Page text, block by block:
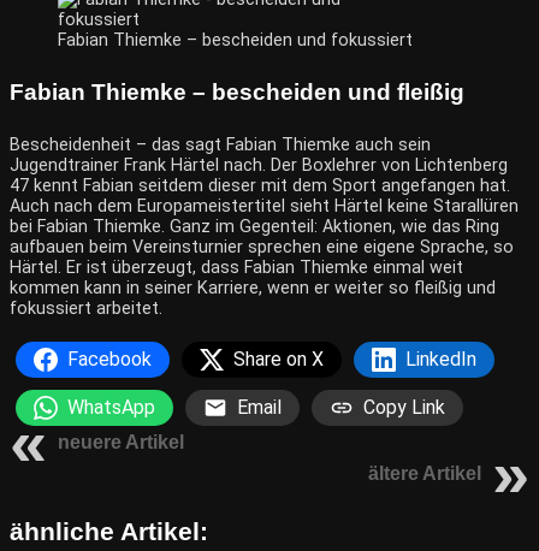
Fabian Thiemke – bescheiden und fokussiert
Fabian Thiemke – bescheiden und fleißig
Bescheidenheit – das sagt Fabian Thiemke auch sein
Jugendtrainer Frank Härtel nach. Der Boxlehrer von Lichtenberg
47 kennt Fabian seitdem dieser mit dem Sport angefangen hat.
Auch nach dem Europameistertitel sieht Härtel keine Starallüren
bei Fabian Thiemke. Ganz im Gegenteil: Aktionen, wie das Ring
aufbauen beim Vereinsturnier sprechen eine eigene Sprache, so
Härtel. Er ist überzeugt, dass Fabian Thiemke einmal weit
kommen kann in seiner Karriere, wenn er weiter so fleißig und
fokussiert arbeitet.
Facebook Share on X LinkedIn
WhatsApp Email Copy Link
neuere Artikel
ältere Artikel
ähnliche Artikel: